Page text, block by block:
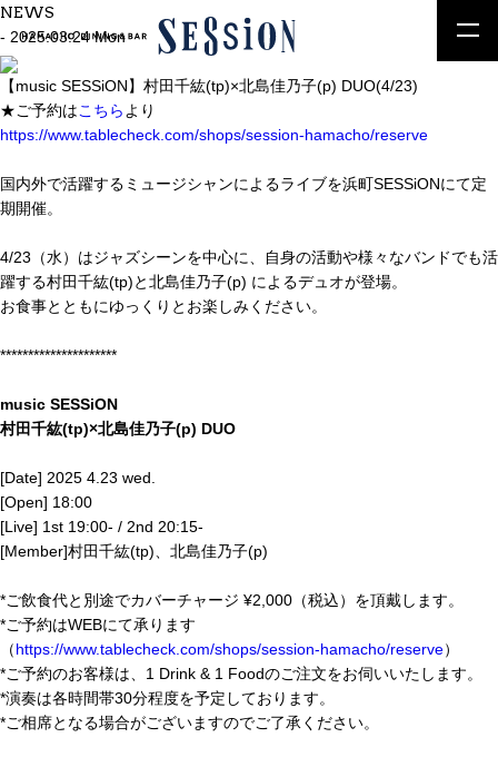
NEWS
- 2025.03.24 Mon
【music SESSiON】村田千紘(tp)×北島佳乃子(p) DUO(4/23)
★ご予約はこちら より
https://www.tablecheck.com/shops/session-hamacho/reserve
国内外で活躍するミュージシャンによるライブを浜町SESSiONにて定
期開催。
4/23（水）はジャズシーンを中心に、自身の活動や様々なバンドでも活
躍する村田千紘(tp)と北島佳乃子(p) によるデュオが登場。
お食事とともにゆっくりとお楽しみください。
*********************
music SESSiON
村田千紘(tp)×北島佳乃子(p) DUO
[Date] 2025 4.23 wed.
[Open] 18:00
[Live] 1st 19:00- / 2nd 20:15-
[Member]村田千紘(tp)、北島佳乃子(p)
*ご飲食代と別途でカバーチャージ ¥2,000（税込）を頂戴します。
*ご予約はWEBにて承ります
（https://www.tablecheck.com/shops/session-hamacho/reserve）
*ご予約のお客様は、1 Drink & 1 Foodのご注文をお伺いいたします。
*演奏は各時間帯30分程度を予定しております。
*ご相席となる場合がございますのでご了承ください。